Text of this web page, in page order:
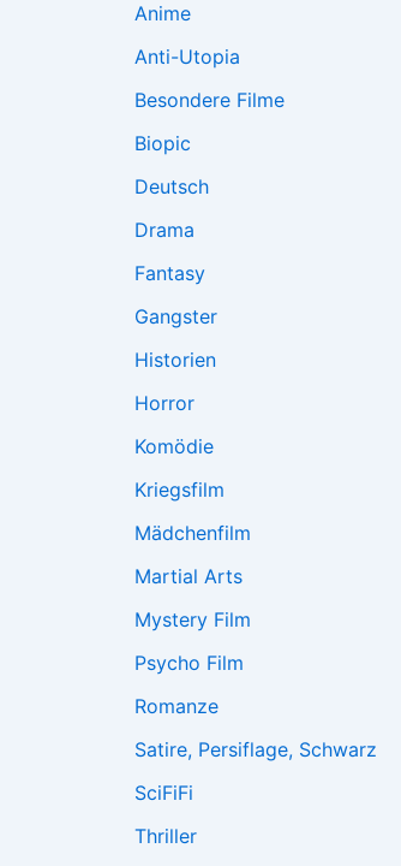
Anime
Anti-Utopia
Besondere Filme
Biopic
Deutsch
Drama
Fantasy
Gangster
Historien
Horror
Komödie
Kriegsfilm
Mädchenfilm
Martial Arts
Mystery Film
Psycho Film
Romanze
Satire, Persiflage, Schwarz
SciFiFi
Thriller